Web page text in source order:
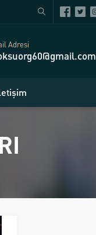
Adresi